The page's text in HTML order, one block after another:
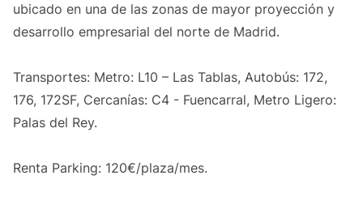
ubicado en una de las zonas de mayor proyección y
desarrollo empresarial del norte de Madrid.
Transportes: Metro: L10 – Las Tablas, Autobús: 172,
176, 172SF, Cercanías: C4 - Fuencarral, Metro Ligero:
Palas del Rey.
Renta Parking: 120€/plaza/mes.